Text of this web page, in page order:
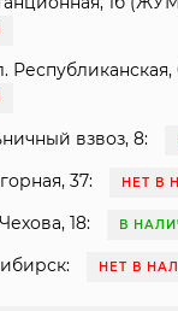
Республиканская,
взвоз, 8:
37: НЕТ В
18: В
НЕТ В